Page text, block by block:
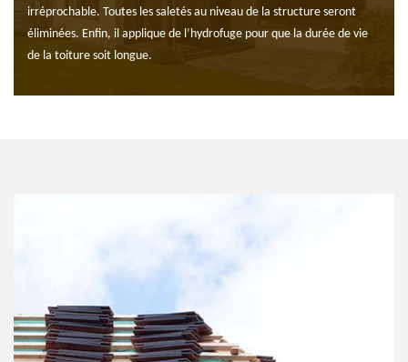
irréprochable. Toutes les saletés au niveau de la structure seront
éliminées. Enfin, il applique de l’hydrofuge pour que la durée de vie
de la toiture soit longue.